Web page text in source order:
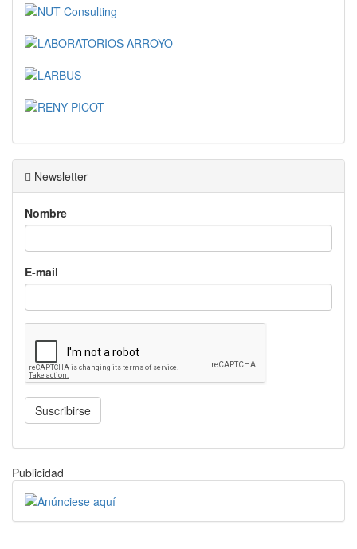
Newsletter
Nombre
E-mail
Suscribirse
Publicidad